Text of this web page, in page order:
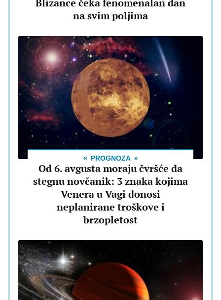
Blizance čeka fenomenalan dan
na svim poljima
PROGNOZA
Od 6. avgusta moraju čvršće da
stegnu novčanik: 3 znaka kojima
Venera u Vagi donosi
neplanirane troškove i
brzopletost